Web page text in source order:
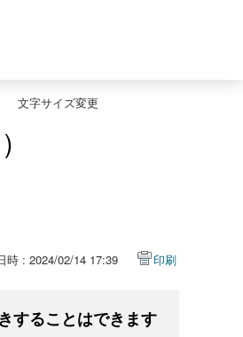
文字サイズ変更
時 : 2024/02/14 17:39 印刷
することはできます